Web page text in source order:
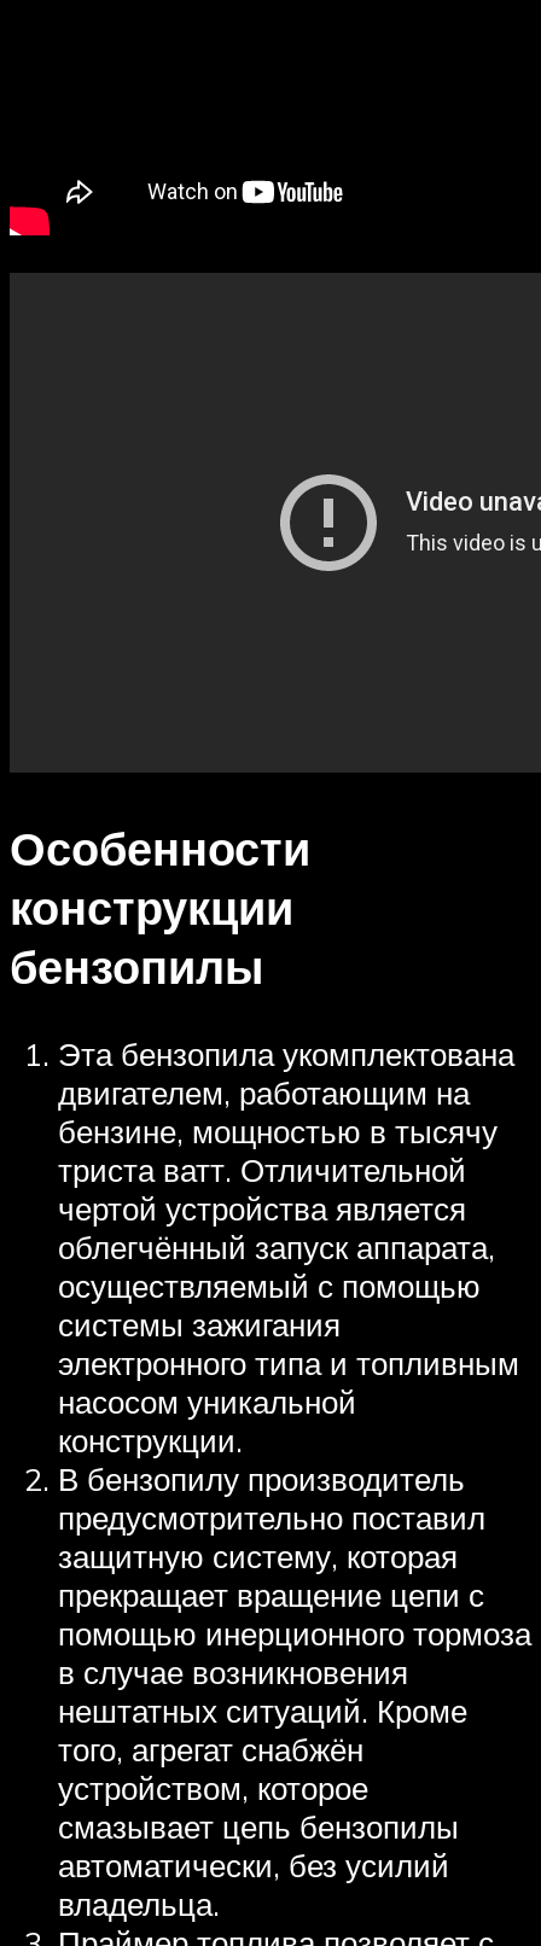
Особенности
конструкции
бензопилы
Эта бензопила укомплектована
двигателем, работающим на
бензине, мощностью в тысячу
триста ватт. Отличительной
чертой устройства является
облегчённый запуск аппарата,
осуществляемый с помощью
системы зажигания
электронного типа и топливным
насосом уникальной
конструкции.
В бензопилу производитель
предусмотрительно поставил
защитную систему, которая
прекращает вращение цепи с
помощью инерционного тормоза
в случае возникновения
нештатных ситуаций. Кроме
того, агрегат снабжён
устройством, которое
смазывает цепь бензопилы
автоматически, без усилий
владельца.